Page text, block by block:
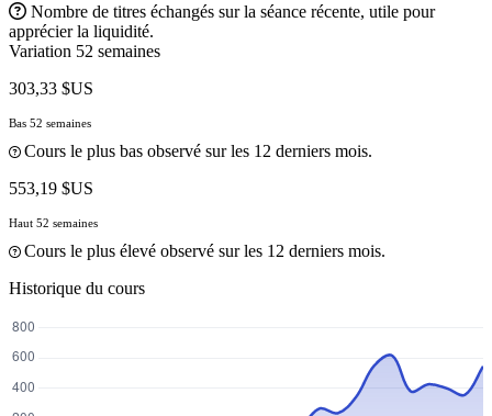
Nombre de titres échangés sur la séance récente, utile pour
apprécier la liquidité.
Variation 52 semaines
303,33 $US
Bas 52 semaines
Cours le plus bas observé sur les 12 derniers mois.
553,19 $US
Haut 52 semaines
Cours le plus élevé observé sur les 12 derniers mois.
Historique du cours